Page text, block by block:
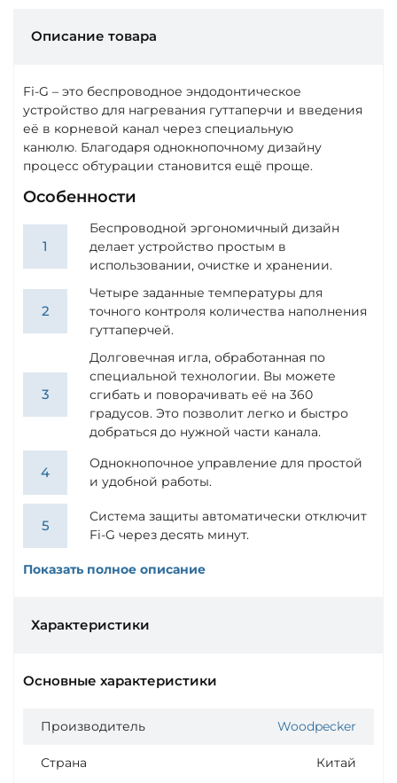
Описание товара
Fi-G – это беспроводное эндодонтическое
устройство для нагревания гуттаперчи и введения
её в корневой канал через специальную
канюлю. Благодаря однокнопочному дизайну
процесс обтурации становится ещё проще.
Особенности
Беспроводной эргономичный дизайн
делает устройство простым в
использовании, очистке и хранении.
Четыре заданные температуры для
точного контроля количества наполнения
гуттаперчей.
Долговечная игла, обработанная по
специальной технологии. Вы можете
сгибать и поворачивать её на 360
градусов. Это позволит легко и быстро
добраться до нужной части канала.
Однокнопочное управление для простой
и удобной работы.
Система защиты автоматически отключит
Fi-G через десять минут.
Показать полное описание
Характеристики
Основные характеристики
Производитель Woodpecker
Страна Китай